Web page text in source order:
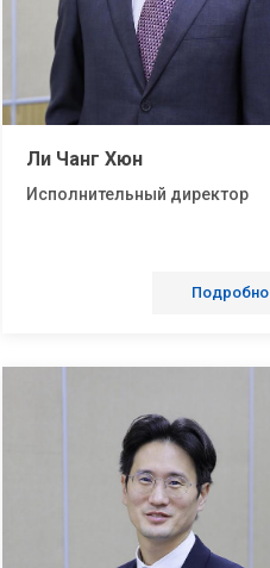
Ли Чанг Хюн
Исполнительный директор
Подробно